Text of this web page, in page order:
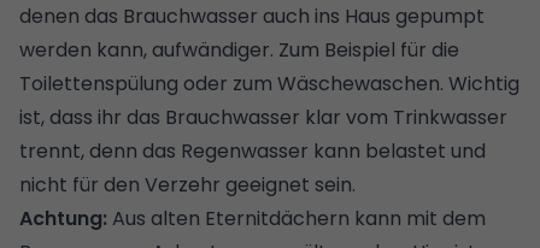
denen das Brauchwasser auch ins Haus gepumpt
werden kann, aufwändiger. Zum Beispiel für die
Toilettenspülung oder zum Wäschewaschen. Wichtig
ist, dass ihr das Brauchwasser klar vom Trinkwasser
trennt, denn das Regenwasser kann belastet und
nicht für den Verzehr geeignet sein.
Achtung: Aus alten Eternitdächern kann mit dem